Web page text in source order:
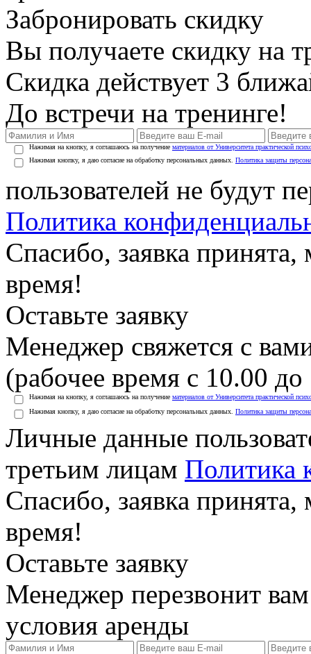
Забронировать скидку
Вы получаете скидку на
Скидка действует 3
До встречи на тренинге!
Нажимая на кнопку, я соглашаюсь на получение материалов от Университета практической
Нажимая кнопку, я даю согласие на обработку персональных данных. Политика защиты
пользователей не будут
Политика
Спасибо, заявка
время!
Оставьте заявку
Менеджер свяжется с
(рабочее время с 10.00
Нажимая на кнопку, я соглашаюсь на получение материалов от Университета практической
Нажимая кнопку, я даю согласие на обработку персональных данных. Политика защиты
Личные данные
третьим лицам Политика
Спасибо, заявка
время!
Оставьте заявку
Менеджер перезвонит
условия аренды